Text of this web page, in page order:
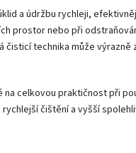
a údržbu rychleji,
prostor nebo při
technika může
celkovou praktičnost při
čištění a vyšší